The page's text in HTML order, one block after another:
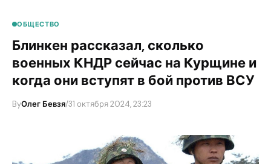
ОБЩЕСТВО
Блинкен рассказал, сколько
военных КНДР сейчас на Курщине и
когда они вступят в бой против ВСУ
ByОлег Бевзя/31 октября 2024, 23:23